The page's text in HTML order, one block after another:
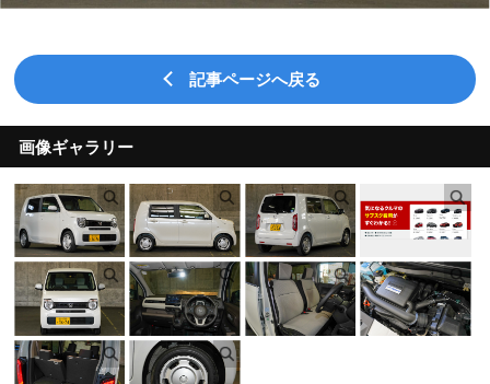
記事ページへ戻る
画像ギャラリー